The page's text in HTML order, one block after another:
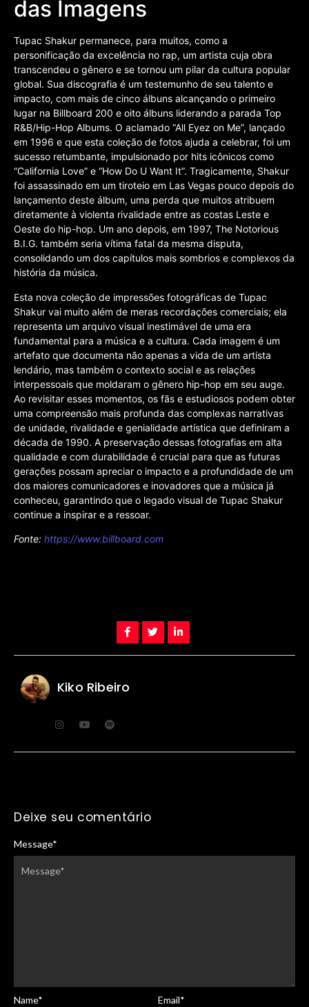
das Imagens
Tupac Shakur permanece, para muitos, como a
personificação da excelência no rap, um artista cuja obra
transcendeu o gênero e se tornou um pilar da cultura popular
global. Sua discografia é um testemunho de seu talento e
impacto, com mais de cinco álbuns alcançando o primeiro
lugar na Billboard 200 e oito álbuns liderando a parada Top
R&B/Hip-Hop Albums. O aclamado “All Eyez on Me”, lançado
em 1996 e que esta coleção de fotos ajuda a celebrar, foi um
sucesso retumbante, impulsionado por hits icônicos como
“California Love” e “How Do U Want It”. Tragicamente, Shakur
foi assassinado em um tiroteio em Las Vegas pouco depois do
lançamento deste álbum, uma perda que muitos atribuem
diretamente à violenta rivalidade entre as costas Leste e
Oeste do hip-hop. Um ano depois, em 1997, The Notorious
B.I.G. também seria vítima fatal da mesma disputa,
consolidando um dos capítulos mais sombrios e complexos da
história da música.
Esta nova coleção de impressões fotográficas de Tupac
Shakur vai muito além de meras recordações comerciais; ela
representa um arquivo visual inestimável de uma era
fundamental para a música e a cultura. Cada imagem é um
artefato que documenta não apenas a vida de um artista
lendário, mas também o contexto social e as relações
interpessoais que moldaram o gênero hip-hop em seu auge.
Ao revisitar esses momentos, os fãs e estudiosos podem obter
uma compreensão mais profunda das complexas narrativas
de unidade, rivalidade e genialidade artística que definiram a
década de 1990. A preservação dessas fotografias em alta
qualidade e com durabilidade é crucial para que as futuras
gerações possam apreciar o impacto e a profundidade de um
dos maiores comunicadores e inovadores que a música já
conheceu, garantindo que o legado visual de Tupac Shakur
continue a inspirar e a ressoar.
Fonte: https://www.billboard.com
Kiko Ribeiro
Deixe seu comentário
Message*
Name* Email*